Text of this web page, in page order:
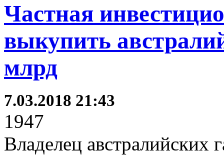
Частная
выкупить
млрд
7.03.2018 21:43
1947
Владелец австралийских